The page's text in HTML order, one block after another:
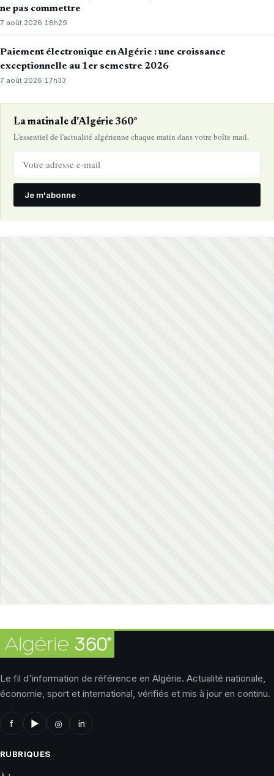
ne pas commettre
7 août 2026· 18h29
Paiement électronique en Algérie : une croissance
exceptionnelle au 1er semestre 2026
7 août 2026·17h33
La matinale d'Algérie 360°
L'essentiel de l'actualité algérienne chaque matin dans votre boîte mail.
Je m'abonne
Le fil d'information de référence en Algérie. Actualité nationale,
économie, sport et international, vérifiés et mis à jour en continu.
f ▶ ◎ in
RUBRIQUES